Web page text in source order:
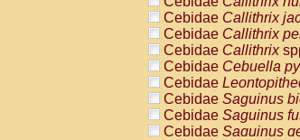
Cebidae Callithrix
Cebidae Callithrix
Cebidae Callithrix
Cebidae Cebuella
Cebidae
Cebidae Saguinus
Cebidae Saguinus
Cebidae Saguinus